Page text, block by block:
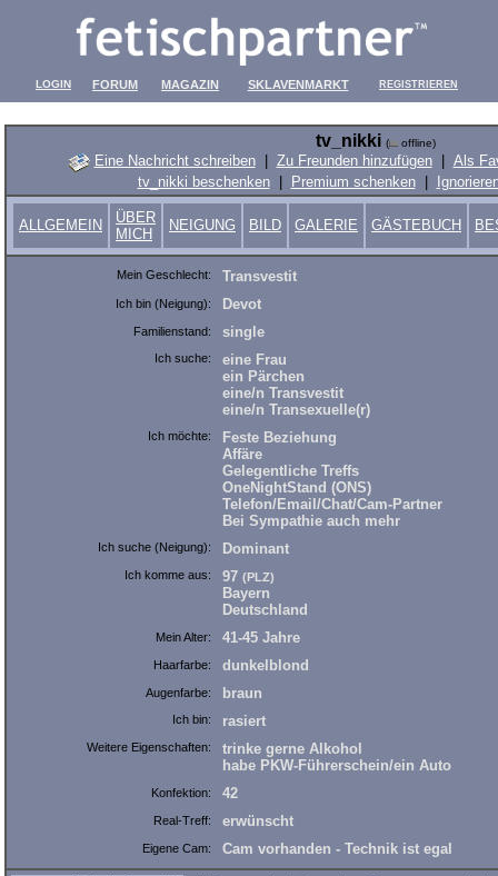
LOGIN FORUM MAGAZIN SKLAVENMARKT REGISTRIEREN
tv_nikki ( offline)
Eine Nachricht schreiben| Zu Freunden hinzufügen| Als
tv_nikki beschenken| Premium schenken|
ALLGEMEIN
ÜBER
MICH
NEIGUNG BILD GALERIE GÄSTEBUCH
Mein Geschlecht: Transvestit
Ich bin (Neigung): Devot
Familienstand: single
Ich suche:
eine Frau
ein Pärchen
eine/n Transvestit
eine/n Transexuelle(r)
Ich möchte:
Feste Beziehung
Affäre
Gelegentliche Treffs
OneNightStand (ONS)
Telefon/Email/Chat/Cam-Partner
Bei Sympathie auch mehr
Ich suche (Neigung): Dominant
Ich komme aus: 97 (PLZ)
Bayern
Deutschland
Mein Alter: 41-45 Jahre
Haarfarbe: dunkelblond
Augenfarbe: braun
Ich bin: rasiert
Weitere Eigenschaften:
trinke gerne Alkohol
habe PKW-Führerschein/ein Auto
Konfektion: 42
Real-Treff: erwünscht
Eigene Cam: Cam vorhanden - Technik ist egal